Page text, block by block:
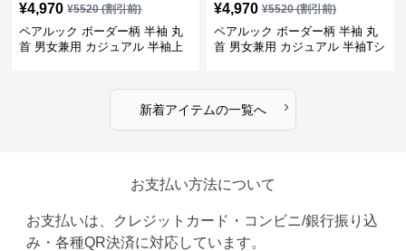
¥4,970 ¥5520(割引前)
ペアルック ボーダー柄 半袖 丸
首 男女兼用 カジュアル 半袖上
¥4,970 ¥5520(割引前)
ペアルック ボーダー柄 半袖 丸
首 男女兼用 カジュアル 半袖Tシ
新着アイテムの一覧へ ›
お支払い方法について
お支払いは、クレジットカード・コンビニ/銀行振り込
み・各種QR決済に対応しています。